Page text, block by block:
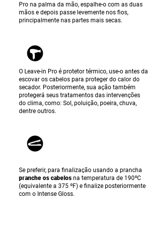
Se preferir, para finalização usando a prancha
pranche os cabelos na temperatura de 190ºC
(equivalente a 375 ºF) e finalize posteriormente
com o Intense Gloss.
Pro na palma da mão, espalhe-o com as duas
mãos e depois passe levemente nos fios,
principalmente nas partes mais secas.
O Leave-in Pro é protetor térmico, use-o antes da
escovar os cabelos para proteger do calor do
secador. Posteriormente, sua ação também
protegerá seus tratamentos das intervenções
do clima, como: Sol, poluição, poeira, chuva,
dentre outros.